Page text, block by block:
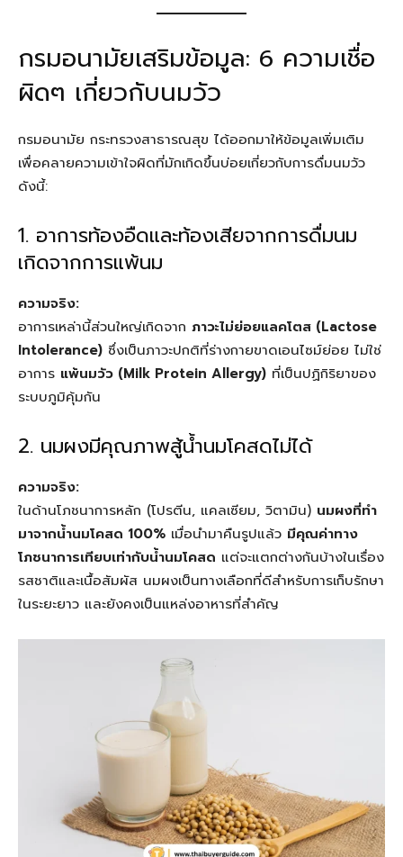
กรมอนามัยเสริมข้อมูล: 6 ความเชื่อ
ผิดๆ เกี่ยวกับนมวัว
กรมอนามัย กระทรวงสาธารณสุข ได้ออกมาให้ข้อมูลเพิ่มเติม
เพื่อคลายความเข้าใจผิดที่มักเกิดขึ้นบ่อยเกี่ยวกับการดื่มนมวัว
ดังนี้:
1. อาการท้องอืดและท้องเสียจากการดื่มนม
เกิดจากการแพ้นม
ความจริง:
อาการเหล่านี้ส่วนใหญ่เกิดจาก ภาวะไม่ย่อยแลคโตส (Lactose
Intolerance) ซึ่งเป็นภาวะปกติที่ร่างกายขาดเอนไซม์ย่อย ไม่ใช่
อาการ แพ้นมวัว (Milk Protein Allergy) ที่เป็นปฏิกิริยาของ
ระบบภูมิคุ้มกัน
2. นมผงมีคุณภาพสู้น้ำนมโคสดไม่ได้
ความจริง:
ในด้านโภชนาการหลัก (โปรตีน, แคลเซียม, วิตามิน) นมผงที่ทำ
มาจากน้ำนมโคสด 100% เมื่อนำมาคืนรูปแล้ว มีคุณค่าทาง
โภชนาการเทียบเท่ากับน้ำนมโคสด แต่จะแตกต่างกันบ้างในเรื่อง
รสชาติและเนื้อสัมผัส นมผงเป็นทางเลือกที่ดีสำหรับการเก็บรักษา
ในระยะยาว และยังคงเป็นแหล่งอาหารที่สำคัญ